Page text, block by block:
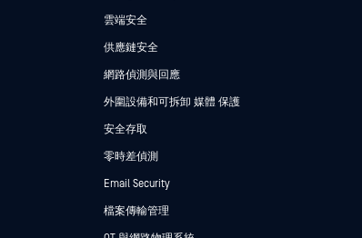
雲端安全
供應鏈安全
網路偵測與回應
外圍設備和可拆卸 媒體 保護
安全存取
零時差偵測
Email Security
檔案傳輸管理